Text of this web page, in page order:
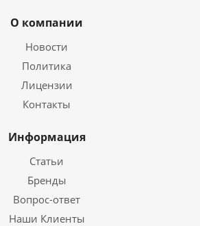
О компании
Новости
Политика
Лицензии
Контакты
Информация
Статьи
Бренды
Вопрос-ответ
Наши Клиенты